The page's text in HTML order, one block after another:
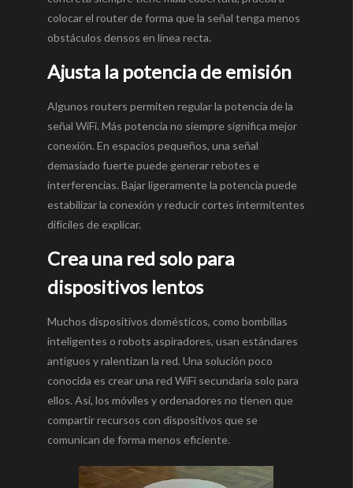
colocar el router de forma que la señal tenga menos
obstáculos densos en línea recta.
Ajusta la potencia de emisión
Algunos routers permiten regular la potencia de la
señal WiFi. Más potencia no siempre significa mejor
conexión. En espacios pequeños, una señal
demasiado fuerte puede generar rebotes e
interferencias. Bajar ligeramente la potencia puede
estabilizar la conexión y reducir cortes intermitentes
difíciles de explicar.
Crea una red solo para
dispositivos lentos
Muchos dispositivos domésticos, como bombillas
inteligentes o robots aspiradores, usan estándares
antiguos y ralentizan la red. Una solución poco
conocida es crear una red WiFi secundaria solo para
ellos. Así, los móviles y ordenadores no tienen que
compartir recursos con dispositivos que se
comunican de forma menos eficiente.